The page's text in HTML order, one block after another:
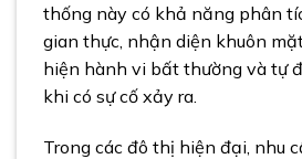
thống này có khả năng phân
gian thực, nhận diện khuôn
hiện hành vi bất thường và tự
khi có sự cố xảy ra.
Trong các đô thị hiện đại, nhu